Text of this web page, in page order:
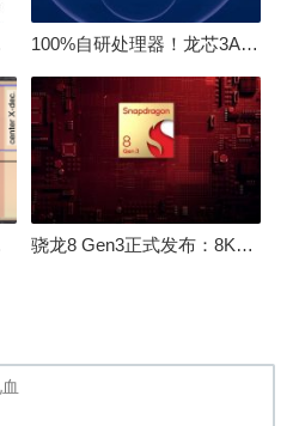
100%自研处理器！龙芯3A6000评测：与10代酷睿互有胜负
骁龙8 Gen3正式发布：8K240手游成真！AI性能飙升98％